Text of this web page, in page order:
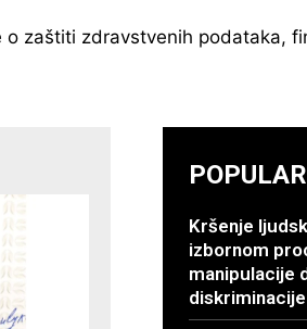
zaštiti zdravstvenih podataka,
Kršenje
izbornom
manipulacije
diskriminacije